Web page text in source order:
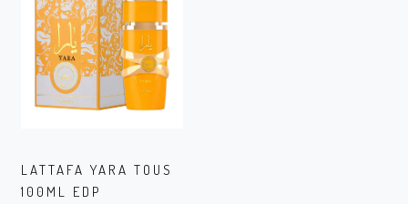
LATTAFA YARA TOUS
100ML EDP